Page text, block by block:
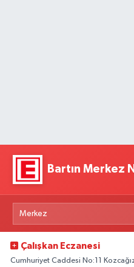
Bartın Merkez
Çalışkan Eczanesi
Cumhuriyet Caddesi No:11